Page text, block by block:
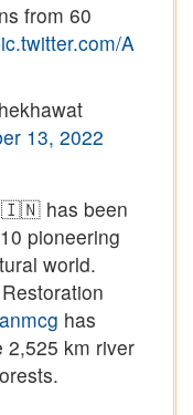
from 60
A
13, 2022
🇮🇳 has been
pioneering
world.
has
2,525 km river